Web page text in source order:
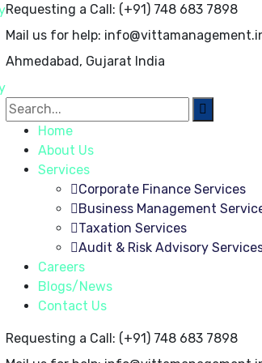
Requesting a Call: (+91) 748 683 7898
Mail us for help:
Ahmedabad, Gujarat India
Home
About Us
Services
Corporate Finance Services
Business Management
Taxation Services
Audit & Risk Advisory
Careers
Blogs/News
Contact Us
Requesting a Call: (+91) 748 683 7898